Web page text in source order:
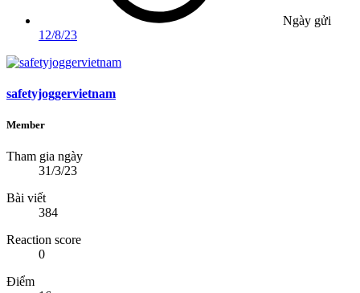
Ngày gửi
12/8/23
safetyjoggervietnam
Member
Tham gia ngày
31/3/23
Bài viết
384
Reaction score
0
Điểm